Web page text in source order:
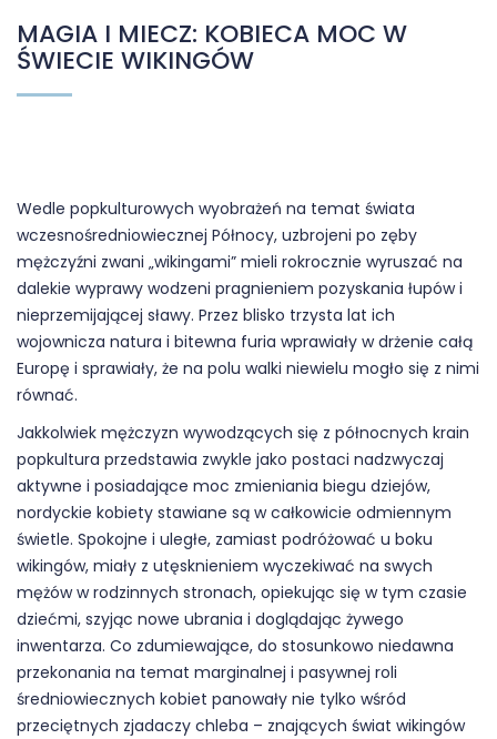
MAGIA I MIECZ: KOBIECA MOC W
ŚWIECIE WIKINGÓW
Wedle popkulturowych wyobrażeń na temat świata
wczesnośredniowiecznej Północy, uzbrojeni po zęby
mężczyźni zwani „wikingami” mieli rokrocznie wyruszać na
dalekie wyprawy wodzeni pragnieniem pozyskania łupów i
nieprzemijającej sławy. Przez blisko trzysta lat ich
wojownicza natura i bitewna furia wprawiały w drżenie całą
Europę i sprawiały, że na polu walki niewielu mogło się z nimi
równać.
Jakkolwiek mężczyzn wywodzących się z północnych krain
popkultura przedstawia zwykle jako postaci nadzwyczaj
aktywne i posiadające moc zmieniania biegu dziejów,
nordyckie kobiety stawiane są w całkowicie odmiennym
świetle. Spokojne i uległe, zamiast podróżować u boku
wikingów, miały z utęsknieniem wyczekiwać na swych
mężów w rodzinnych stronach, opiekując się w tym czasie
dziećmi, szyjąc nowe ubrania i doglądając żywego
inwentarza. Co zdumiewające, do stosunkowo niedawna
przekonania na temat marginalnej i pasywnej roli
średniowiecznych kobiet panowały nie tylko wśród
przeciętnych zjadaczy chleba – znających świat wikingów